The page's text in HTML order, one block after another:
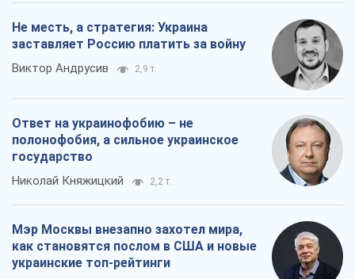
Не месть, а стратегия: Украина
заставляет Россию платить за войну
Виктор Андрусив 2,9 т.
Ответ на украинофобию – не
полонофобия, а сильное украинское
государство
Николай Княжицкий 2,2 т.
Мэр Москвы внезапно захотел мира,
как становятся послом в США и новые
украинские топ-рейтинги